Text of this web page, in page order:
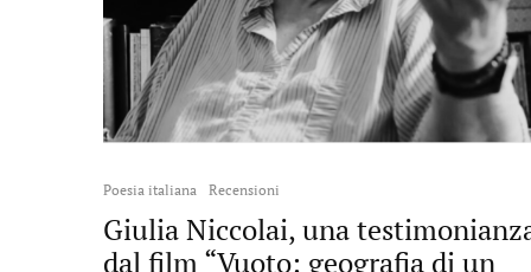
Poesia italiana Recensioni
Giulia Niccolai, una
dal film “Vuoto: geografia di un